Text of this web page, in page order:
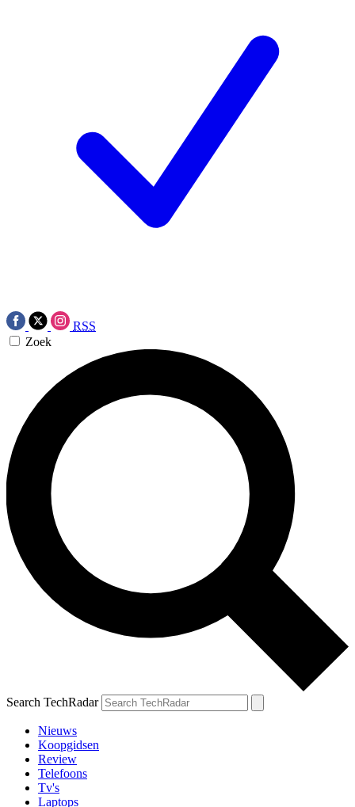
RSS
Zoek
Search TechRadar
Nieuws
Koopgidsen
Review
Telefoons
Tv's
Laptops